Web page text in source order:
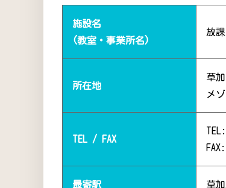
施設名
(教室・事業所名)
放
所在地
草
メ
TEL / FAX
最寄駅 草